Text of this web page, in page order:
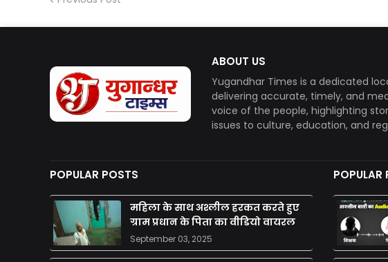
ABOUT US
Yugandhar Times is a dedicated
delivering accurate, timely, and
voice of the people, highlighting
issues to culture, education, and
POPULAR POSTS
महिला के साथ अश्लील हरकत करते हुए
ग्राम प्रधान के पिता का वीडियो वायरल
September 03, 2025
POPULAR